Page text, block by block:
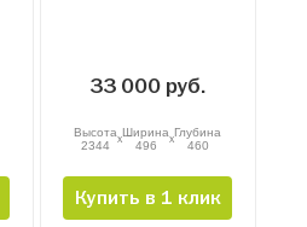
33 000 руб.
Высота
2344
xШирина
496
xГлубина
460
Купить в 1 клик